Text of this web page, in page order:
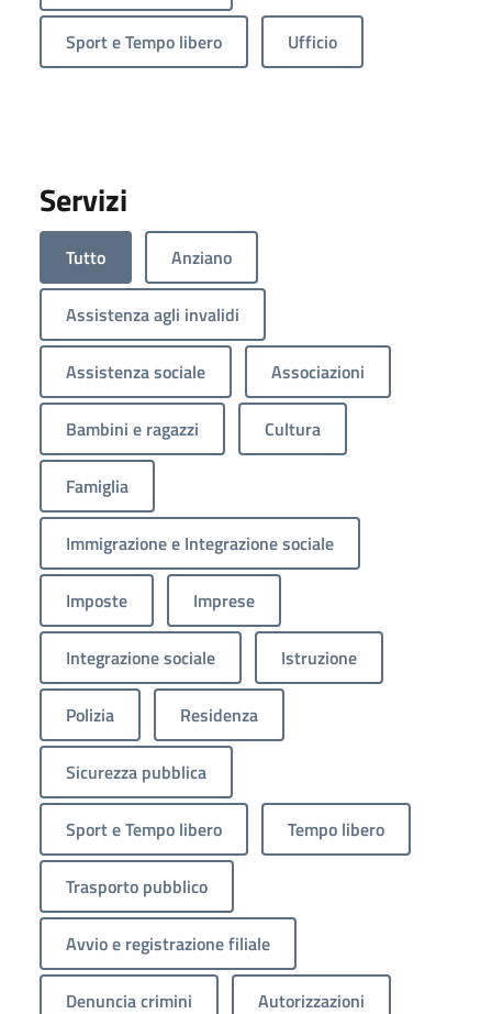
Sport e Tempo libero Ufficio
Servizi
Tutto Anziano
Assistenza agli invalidi
Assistenza sociale Associazioni
Bambini e ragazzi Cultura
Famiglia
Immigrazione e Integrazione sociale
Imposte Imprese
Integrazione sociale Istruzione
Polizia Residenza
Sicurezza pubblica
Sport e Tempo libero Tempo libero
Trasporto pubblico
Avvio e registrazione filiale
Denuncia crimini Autorizzazioni